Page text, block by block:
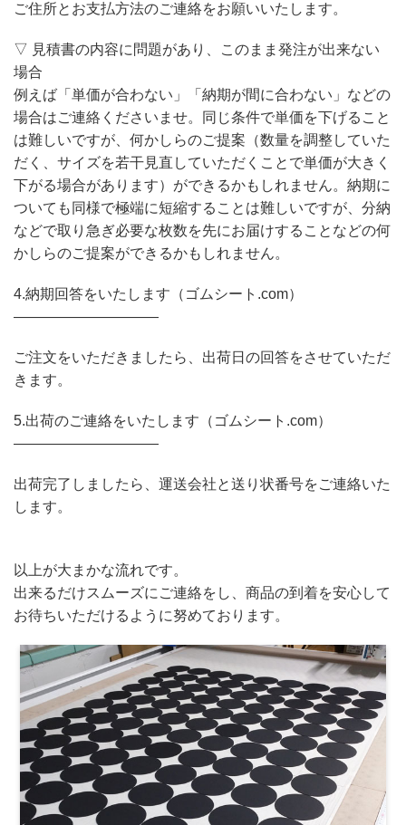
ご住所とお支払方法のご連絡をお願いいたします。
▽ 見積書の内容に問題があり、このまま発注が出来ない
場合
例えば「単価が合わない」「納期が間に合わない」などの
場合はご連絡くださいませ。同じ条件で単価を下げること
は難しいですが、何かしらのご提案（数量を調整していた
だく、サイズを若干見直していただくことで単価が大きく
下がる場合があります）ができるかもしれません。納期に
ついても同様で極端に短縮することは難しいですが、分納
などで取り急ぎ必要な枚数を先にお届けすることなどの何
かしらのご提案ができるかもしれません。
4.納期回答をいたします（ゴムシート.com）
——————————
ご注文をいただきましたら、出荷日の回答をさせていただ
きます。
5.出荷のご連絡をいたします（ゴムシート.com）
——————————
出荷完了しましたら、運送会社と送り状番号をご連絡いた
します。
以上が大まかな流れです。
出来るだけスムーズにご連絡をし、商品の到着を安心して
お待ちいただけるように努めております。